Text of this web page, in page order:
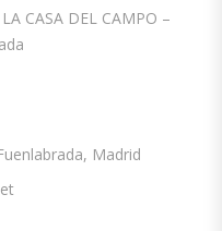
CASA DEL CAMPO –
Madrid